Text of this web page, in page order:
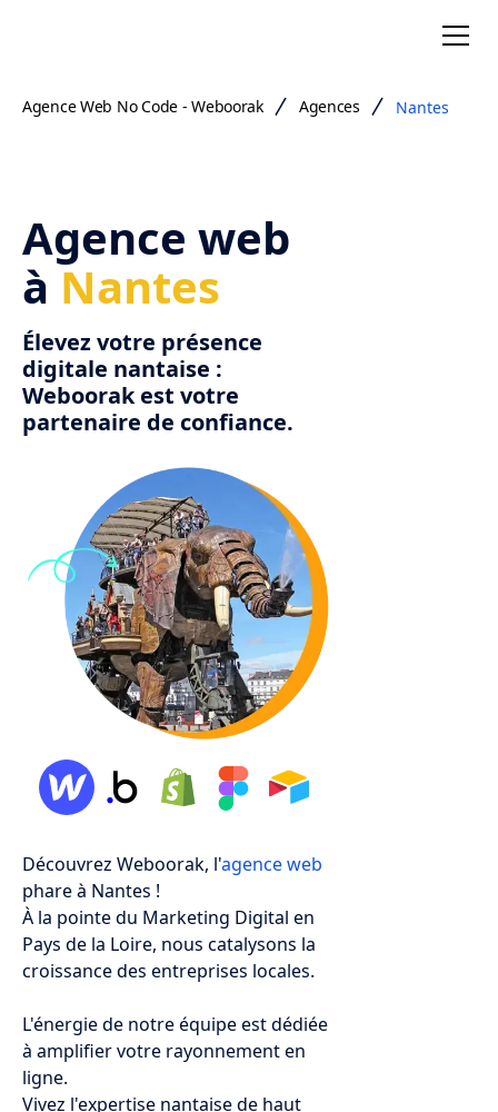
Agence Web No Code - Weboorak Agences Nantes
Agence web
à Nantes
Élevez votre présence
digitale nantaise :
Weboorak est votre
partenaire de confiance.
Découvrez Weboorak, l'agence web
phare à Nantes !
À la pointe du Marketing Digital en
Pays de la Loire, nous catalysons la
croissance des entreprises locales.
L'énergie de notre équipe est dédiée
à amplifier votre rayonnement en
ligne.
Vivez l'expertise nantaise de haut